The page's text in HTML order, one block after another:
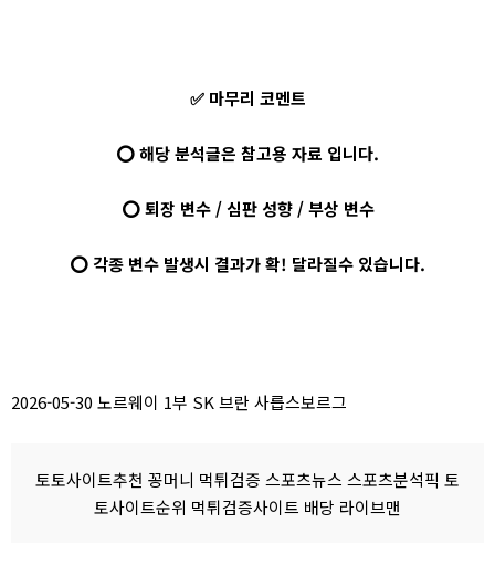
✅ 마무리 코멘트
⭕ 해당 분석글은 참고용 자료 입니다.
⭕ 퇴장 변수 / 심판 성향 / 부상 변수
⭕ 각종 변수 발생시 결과가 확! 달라질수 있습니다.
2026-05-30 노르웨이 1부 SK 브란 사릅스보르그
토토사이트추천 꽁머니 먹튀검증 스포츠뉴스 스포츠분석픽 토
토사이트순위 먹튀검증사이트 배당 라이브맨